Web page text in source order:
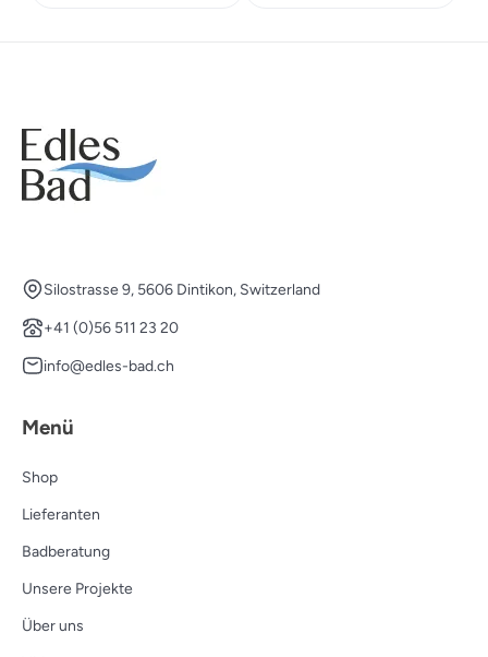
Silostrasse 9, 5606 Dintikon, Switzerland
+41 (0)56 511 23 20
info@edles-bad.ch
Menü
Shop
Lieferanten
Badberatung
Unsere Projekte
Über uns